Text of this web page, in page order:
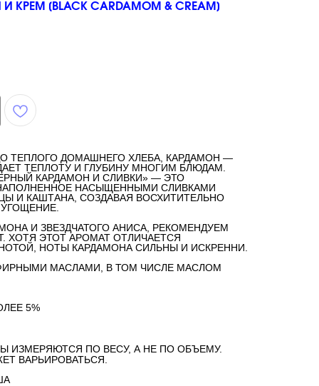
[BLACK CARDAMOM & CREAM]
ТЕПЛОГО ДОМАШНЕГО ХЛЕБА, КАРДАМОН —
ТЕПЛОТУ И ГЛУБИНУ МНОГИМ БЛЮДАМ.
КАРДАМОН И СЛИВКИ» — ЭТО
НАСЫЩЕННЫМИ СЛИВКАМИ
И КАШТАНА, СОЗДАВАЯ ВОСХИТИТЕЛЬНО
И ЗВЕЗДЧАТОГО АНИСА, РЕКОМЕНДУЕМ
ХОТЯ ЭТОТ АРОМАТ ОТЛИЧАЕТСЯ
НОТЫ КАРДАМОНА СИЛЬНЫ И ИСКРЕННИ.
МАСЛАМИ, В ТОМ ЧИСЛЕ МАСЛОМ
5%
ИЗМЕРЯЮТСЯ ПО ВЕСУ, А НЕ ПО ОБЪЕМУ.
ВАРЬИРОВАТЬСЯ.